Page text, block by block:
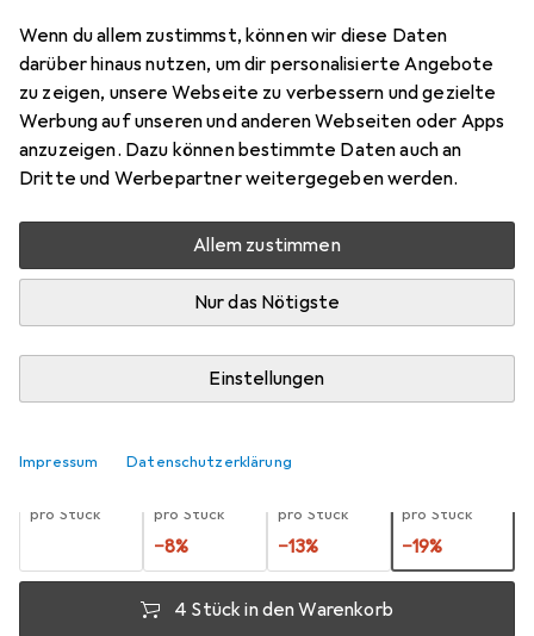
Wenn du allem zustimmst, können wir diese Daten
darüber hinaus nutzen, um dir personalisierte Angebote
zu zeigen, unsere Webseite zu verbessern und gezielte
Werbung auf unseren und anderen Webseiten oder Apps
anzuzeigen. Dazu können bestimmte Daten auch an
Dritte und Werbepartner weitergegeben werden.
Allem zustimmen
Nur das Nötigste
Einstellungen
Impressum Datenschutzerklärung
15 mm
Preis in EUR inkl. MwSt.
Schneller lieferbar
Angebot fürEUR
28,34
Zwischen Fr, 14.8. und Di, 18.8. geliefert
Mehr als 10 Stück an Lager beim Lieferanten
pro Stück
pro Stück
−8%
pro Stück
−13%
pro Stück
−19%
4 Stück in den Warenkorb